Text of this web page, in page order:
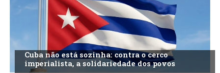
Cuba não está sozinha: contra o cerco
imperialista, a solidariedade dos povos